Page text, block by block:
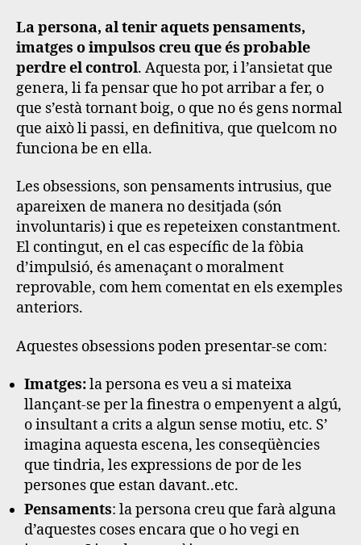
La persona, al tenir aquets pensaments,
imatges o impulsos creu que és probable
perdre el control. Aquesta por, i l’ansietat que
genera, li fa pensar que ho pot arribar a fer, o
que s’està tornant boig, o que no és gens normal
que això li passi, en definitiva, que quelcom no
funciona be en ella.
Les obsessions, son pensaments intrusius, que
apareixen de manera no desitjada (són
involuntaris) i que es repeteixen constantment.
El contingut, en el cas específic de la fòbia
d’impulsió, és amenaçant o moralment
reprovable, com hem comentat en els exemples
anteriors.
Aquestes obsessions poden presentar-se com:
Imatges:la persona es veu a si mateixa
llançant-se per la finestra o empenyent a algú,
o insultant a crits a algun sense motiu, etc. S’
imagina aquesta escena, les conseqüències
que tindria, les expressions de por de les
persones que estan davant..etc.
Pensaments: la persona creu que farà alguna
d’aquestes coses encara que o ho vegi en